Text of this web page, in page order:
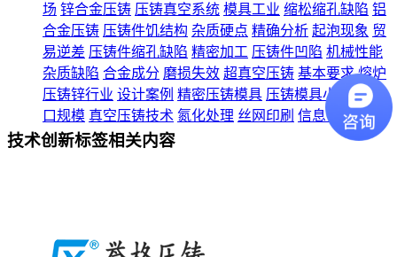
场 锌合金压铸 压铸真空系统 模具工业 缩松缩孔缺陷 铝
合金压铸 压铸件饥结构 杂质硬点 精确分析 起泡现象 贸
易逆差 压铸件缩孔缺陷 精密加工 压铸件凹陷 机械性能
杂质缺陷 合金成分 磨损失效 超真空压铸 基本要求 熔炉
压铸锌行业 设计案例 精密压铸模具 压铸模具小型化 出
口规模 真空压铸技术 氮化处理 丝网印刷 信息化时代
技术创新标签相关内容